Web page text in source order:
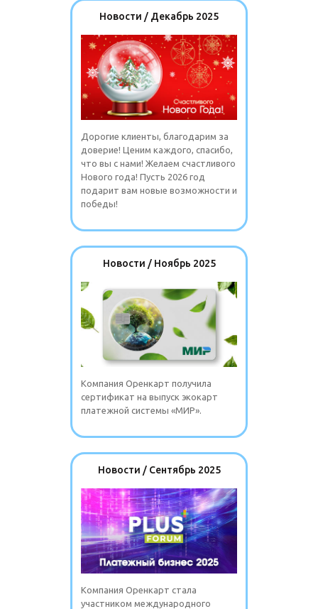
Новости / Декабрь 2025
Дорогие клиенты, благодарим за
доверие! Ценим каждого, спасибо,
что вы с нами! Желаем счастливого
Нового года! Пусть 2026 год
подарит вам новые возможности и
победы!
Новости / Ноябрь 2025
Компания Оренкарт получила
сертификат на выпуск экокарт
платежной системы «МИР».
Новости / Сентябрь 2025
Компания Оренкарт стала
участником международного